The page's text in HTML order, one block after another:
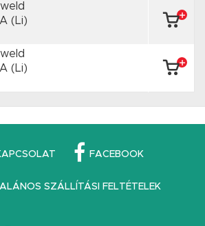
(Li)
(Li)
FACEBOOK
SZÁLLÍTÁSI FELTÉTELEK